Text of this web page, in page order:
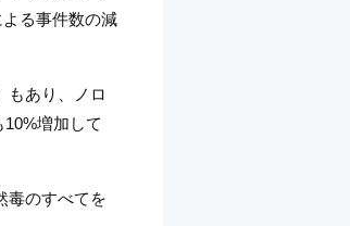
る事件数の減
もあり、ノロ
増加して
毒のすべてを